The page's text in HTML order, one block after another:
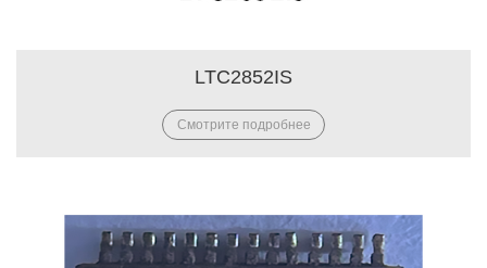
LTC2852IS
Смотрите подробнее